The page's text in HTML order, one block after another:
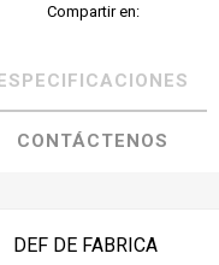
Compartir en:
CONTÁCTENOS
DEF DE FABRICA